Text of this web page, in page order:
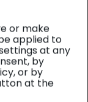
or make
applied to
at any
by
or by
at the